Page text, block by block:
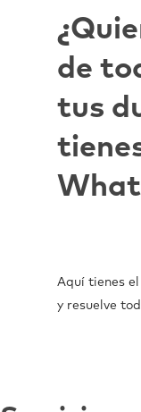
de
tus
Aquí tienes
y resuelve